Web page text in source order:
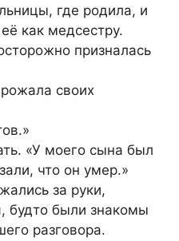
где родила, и
как медсестру.
призналась
своих
«У моего сына был
что он умер.»
за руки,
будто были знакомы
разговора.